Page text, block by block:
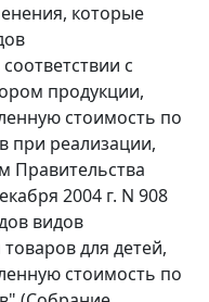
которые
с
продукции,
стоимость по
при реализации,
Правительства
2004 г. N 908
видов
для детей,
стоимость по